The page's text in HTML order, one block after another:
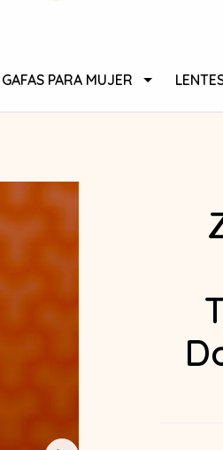
GAFAS PARA MUJER